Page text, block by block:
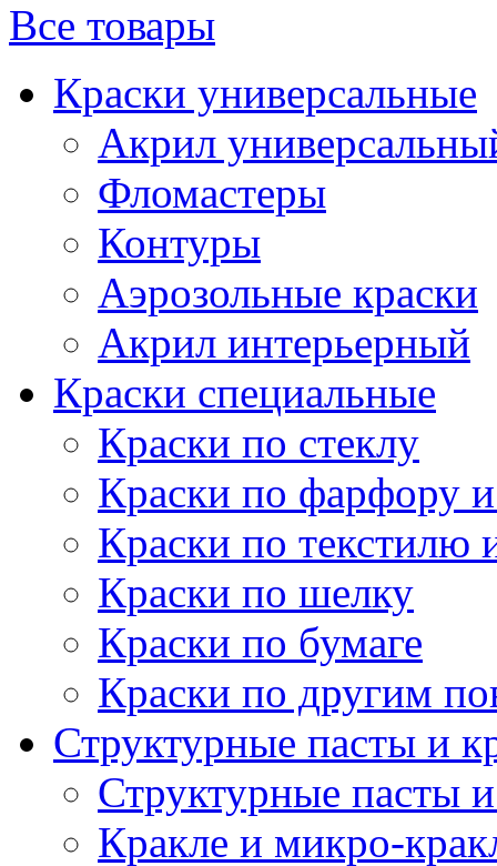
Все товары
Краски универсальные
Акрил
Фломастеры
Контуры
Аэрозольные краски
Акрил интерьерный
Краски специальные
Краски по стеклу
Краски по фарфору
Краски по текстилю
Краски по шелку
Краски по бумаге
Краски по другим
Структурные пасты и
Структурные пасты
Кракле и микро-